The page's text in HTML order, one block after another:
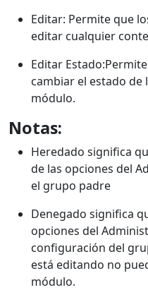
Editar: Permite que
editar cualquier
Editar
cambiar el estado de
módulo.
Notas:
Heredado significa
de las opciones del
el grupo padre
Denegado significa
opciones del
configuración del
está editando no
módulo.